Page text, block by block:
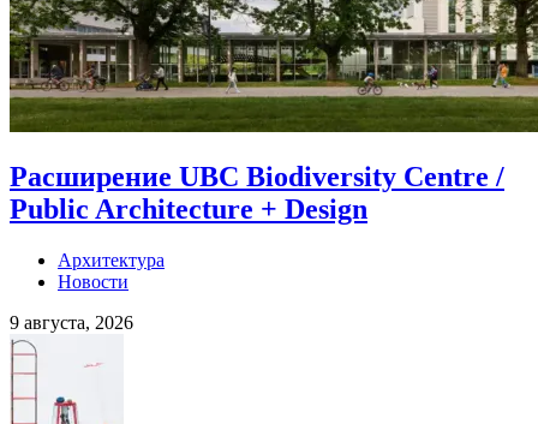
Расширение UBC Biodiversity Centre /
Public Architecture + Design
Архитектура
Новости
9 августа, 2026